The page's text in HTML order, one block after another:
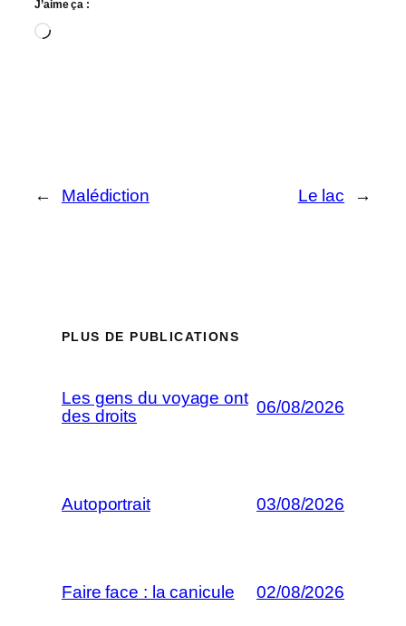
J’aime ça :
Chargement…
← Malédiction Le lac →
PLUS DE PUBLICATIONS
Les gens du voyage ont
des droits
06/08/2026
Autoportrait 03/08/2026
Faire face : la canicule 02/08/2026